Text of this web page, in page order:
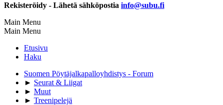
Rekisteröidy - Lähetä sähköpostia info@subu.fi
Main Menu
Main Menu
Etusivu
Haku
Suomen Pöytäjalkapalloyhdistys - Forum
► Seurat & Liigat
► Muut
► Treenipelejä